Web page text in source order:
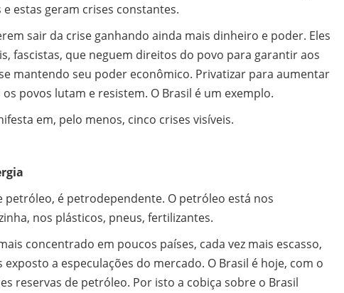
estas geram crises constantes.
sair da crise ganhando ainda mais dinheiro e poder. Eles
fascistas, que neguem direitos do povo para garantir aos
mantendo seu poder econômico. Privatizar para aumentar
povos lutam e resistem. O Brasil é um exemplo.
em, pelo menos, cinco crises visíveis.
petróleo, é petrodependente. O petróleo está nos
nos plásticos, pneus, fertilizantes.
concentrado em poucos países, cada vez mais escasso,
a especulações do mercado. O Brasil é hoje, com o
reservas de petróleo. Por isto a cobiça sobre o Brasil